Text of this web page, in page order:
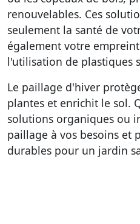
renouvelables. Ces
seulement la santé de
également votre
l'utilisation de plastiques
Le paillage d'hiver
plantes et enrichit le sol.
solutions organiques ou
paillage à vos besoins et
durables pour un jardin